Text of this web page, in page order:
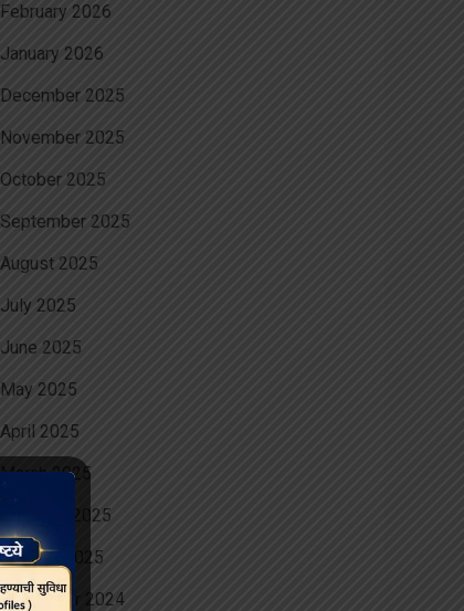
February 2026
January 2026
December 2025
November 2025
October 2025
September 2025
August 2025
July 2025
June 2025
May 2025
April 2025
March 2025
February 2025
January 2025
December 2024